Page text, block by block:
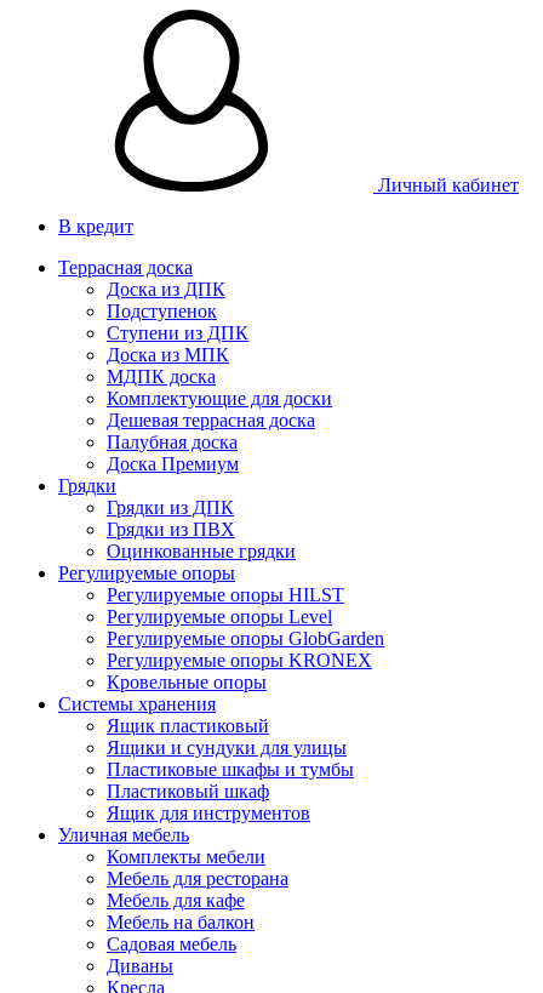
Личный кабинет
В кредит
Террасная доска
Доска из ДПК
Подступенок
Ступени из ДПК
Доска из МПК
МДПК доска
Комплектующие для доски
Дешевая террасная доска
Палубная доска
Доска Премиум
Грядки
Грядки из ДПК
Грядки из ПВХ
Оцинкованные грядки
Регулируемые опоры
Регулируемые опоры HILST
Регулируемые опоры Level
Регулируемые опоры GlobGarden
Регулируемые опоры KRONEX
Кровельные опоры
Системы хранения
Ящик пластиковый
Ящики и сундуки для улицы
Пластиковые шкафы и тумбы
Пластиковый шкаф
Ящик для инструментов
Уличная мебель
Комплекты мебели
Мебель для ресторана
Мебель для кафе
Мебель на балкон
Садовая мебель
Диваны
Кресла